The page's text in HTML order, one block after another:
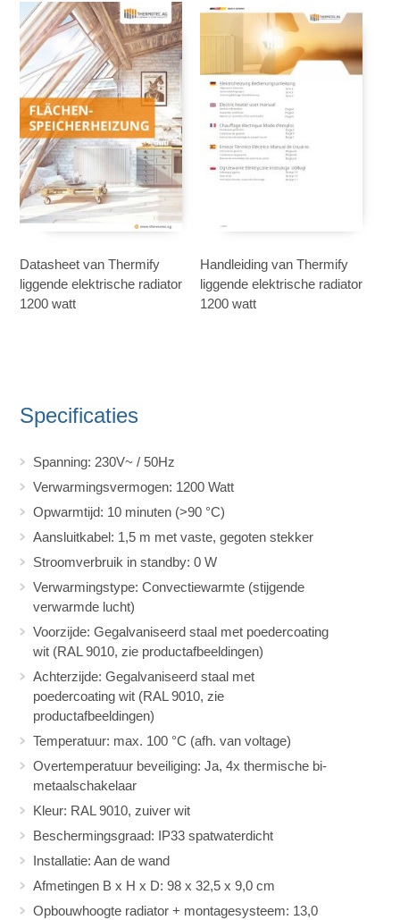
Datasheet van Thermify
liggende elektrische radiator
1200 watt
Handleiding van Thermify
liggende elektrische radiator
1200 watt
Specificaties
Spanning: 230V~ / 50Hz
Verwarmingsvermogen: 1200 Watt
Opwarmtijd: 10 minuten (>90 °C)
Aansluitkabel: 1,5 m met vaste, gegoten stekker
Stroomverbruik in standby: 0 W
Verwarmingstype: Convectiewarmte (stijgende
verwarmde lucht)
Voorzijde: Gegalvaniseerd staal met poedercoating
wit (RAL 9010, zie productafbeeldingen)
Achterzijde: Gegalvaniseerd staal met
poedercoating wit (RAL 9010, zie
productafbeeldingen)
Temperatuur: max. 100 °C (afh. van voltage)
Overtemperatuur beveiliging: Ja, 4x thermische bi-
metaalschakelaar
Kleur: RAL 9010, zuiver wit
Beschermingsgraad: IP33 spatwaterdicht
Installatie: Aan de wand
Afmetingen B x H x D: 98 x 32,5 x 9,0 cm
Opbouwhoogte radiator + montagesysteem: 13,0